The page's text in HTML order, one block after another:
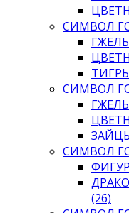
СИМВОЛ
СИМВОЛ
СИМВОЛ
(26)